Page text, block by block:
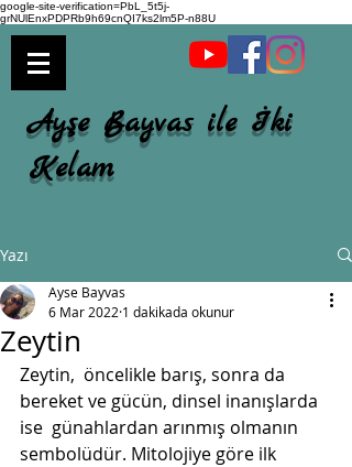
google-site-verification=PbL_5t5j-
grNUlEnxPDPRb9h69cnQI7ks2lm5P-n88U
Ayşe Bayvas ile İki
Kelam
Yazı
Zeytin
Ayse Bayvas
6 Mar 2022 1 dakikada okunur
Zeytin,  öncelikle barış, sonra da
bereket ve gücün, dinsel inanışlarda
ise  günahlardan arınmış olmanın
sembolüdür. Mitolojiye göre ilk